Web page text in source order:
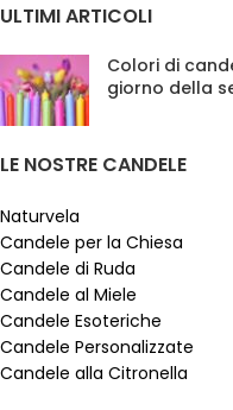
ULTIMI ARTICOLI
Colori di
giorno della
LE NOSTRE CANDELE
Naturvela
Candele per la Chiesa
Candele di Ruda
Candele al Miele
Candele Esoteriche
Candele Personalizzate
Candele alla Citronella